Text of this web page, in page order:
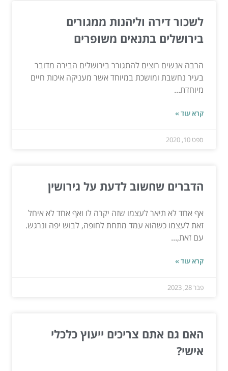
לשכור דירה וליהנות ממגורים
בירושלים בתנאים משופרים
הרבה אנשים רוצים להתגורר בירושלים הבירה מדובר
בעיר נחשבת ומושכת במיוחד אשר מעניקה איכות חיים
מיוחדת...
קרא עוד »
ספט 10, 2020
הדברים שחשוב לדעת על גירושין
אף אחד לא תיאר לעצמו שזה יקרה לו ואף אחד לא איחל
זאת לעצמו כשהוא עמד מתחת לחופה, לבוש יפה ונרגש.
עם זאת,...
קרא עוד »
פבר 28, 2023
האם גם אתם צריכים ייעוץ כלכלי
אישי?